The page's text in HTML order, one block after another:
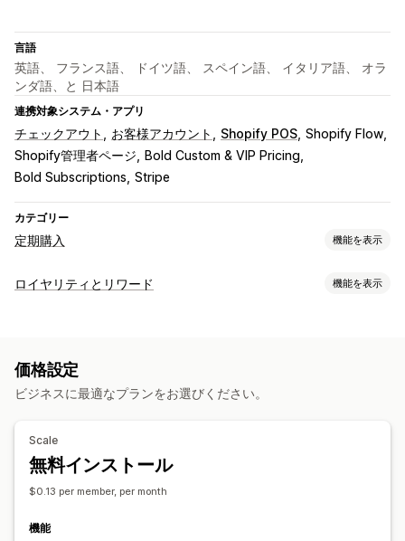
言語
英語、 フランス語、 ドイツ語、 スペイン語、 イタリア語、 オラ
ンダ語、と 日本語
連携対象システム・アプリ
チェックアウト お客様アカウント Shopify POS Shopify Flow
Shopify管理者ページ
Bold Custom & VIP Pricing
Bold Subscriptions Stripe
カテゴリー
定期購入 機能を表示
サブスクリプション・定期購入タイプ
設定可能な価格設定方式
定期的な支払い
お得な定期購入 固定価格設定
ロイヤリティとリワード 機能を表示
提供可能なリワード
価格設定
ビジネスに最適なプランをお選びください。
Scale
無料インストール
$0.13 per member, per month
機能